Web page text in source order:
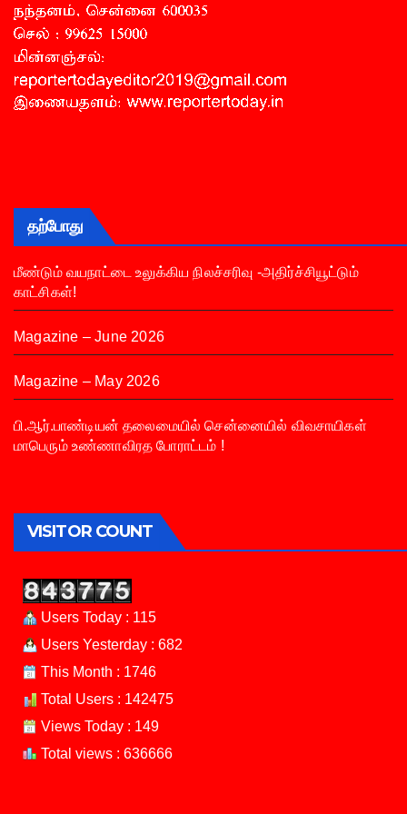
தற்போது
மீண்டும் வயநாட்டை உலுக்கிய நிலச்சரிவு -அதிர்ச்சியூட்டும்
காட்சிகள்!
Magazine – June 2026
Magazine – May 2026
பி.ஆர்.பாண்டியன் தலைமையில் சென்னையில் விவசாயிகள்
மாபெரும் உண்ணாவிரத போராட்டம் !
VISITOR COUNT
Users Today : 115
Users Yesterday : 682
This Month : 1746
Total Users : 142475
Views Today : 149
Total views : 636666